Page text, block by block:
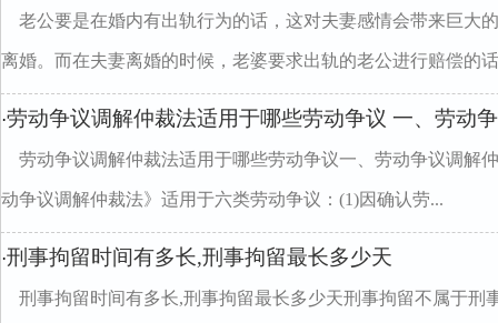
老公要是在婚内有出轨行为的话，这对夫妻感情会带来巨大
离婚。而在夫妻离婚的时候，老婆要求出轨的老公进行赔偿的
·劳动争议调解仲裁法适用于哪些劳动争议 一、劳动
劳动争议调解仲裁法适用于哪些劳动争议一、劳动争议调解
动争议调解仲裁法》适用于六类劳动争议：(1)因确认劳...
·刑事拘留时间有多长,刑事拘留最长多少天
刑事拘留时间有多长,刑事拘留最长多少天刑事拘留不属于刑